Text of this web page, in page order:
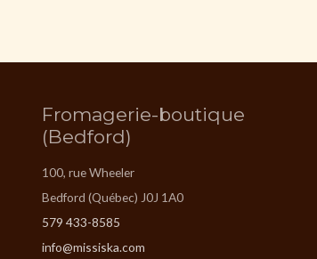
Fromagerie-boutique
(Bedford)
100, rue Wheeler
Bedford (Québec) J0J 1A0
579 433-8585
info@missiska.com